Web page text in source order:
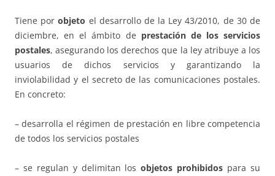
Tiene porobjeto el desarrollo de la Ley 43/2010, de 30 de
diciembre, en el ámbito de prestación de los servicios
postales, asegurando los derechos que la ley atribuye a los
usuarios de dichos servicios y garantizando la
inviolabilidad y el secreto de las comunicaciones postales.
En concreto:
– desarrolla el régimen de prestación en libre competencia
de todos los servicios postales
– se regulan y delimitan losobjetos prohibidos para su